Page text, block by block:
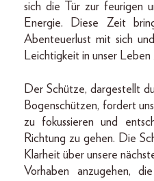
sich die Tür zur feurigen
Energie. Diese Zeit
Abenteuerlust mit sich
Leichtigkeit in unser Leben
Der Schütze, dargestellt
Bogenschützen, fordert
zu fokussieren und
Richtung zu gehen. Die
Klarheit über unsere
Vorhaben anzugehen,